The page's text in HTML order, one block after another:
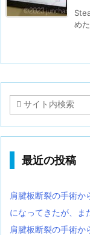
め
最近の投稿
肩腱板断裂の手術か
になってきたが、ま
肩腱板断裂の手術か